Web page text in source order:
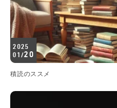
2025
01/20
積読のススメ